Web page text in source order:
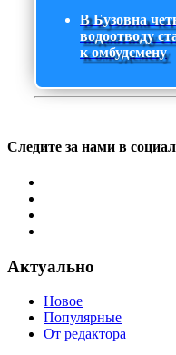
В Бузовна
водоотводу
к омбудсмену
Следите за нами в
Актуально
Новое
Популярные
От редактора